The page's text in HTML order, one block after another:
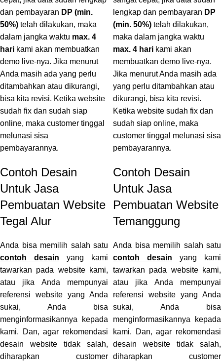
dan pembayaran DP (min.
50%) telah dilakukan, maka
dalam jangka waktu max. 4
hari kami akan membuatkan
demo live-nya. Jika menurut
Anda masih ada yang perlu
ditambahkan atau dikurangi,
bisa kita revisi. Ketika website
sudah fix dan sudah siap
online, maka customer tinggal
melunasi sisa
pembayarannya.
Contoh Desain
Untuk Jasa
Pembuatan Website
Tegal Alur
Anda bisa memilih salah satu
contoh desain yang kami
tawarkan pada website kami,
atau jika Anda mempunyai
referensi website yang Anda
sukai, Anda bisa
menginformasikannya kepada
kami. Dan, agar rekomendasi
desain website tidak salah,
diharapkan customer
lengkap dan pembayaran DP
(min. 50%) telah dilakukan,
maka dalam jangka waktu
max. 4 hari kami akan
membuatkan demo live-nya.
Jika menurut Anda masih ada
yang perlu ditambahkan atau
dikurangi, bisa kita revisi.
Ketika website sudah fix dan
sudah siap online, maka
customer tinggal melunasi sisa
pembayarannya.
Contoh Desain
Untuk Jasa
Pembuatan Website
Temanggung
Anda bisa memilih salah satu
contoh desain yang kami
tawarkan pada website kami,
atau jika Anda mempunyai
referensi website yang Anda
sukai, Anda bisa
menginformasikannya kepada
kami. Dan, agar rekomendasi
desain website tidak salah,
diharapkan customer